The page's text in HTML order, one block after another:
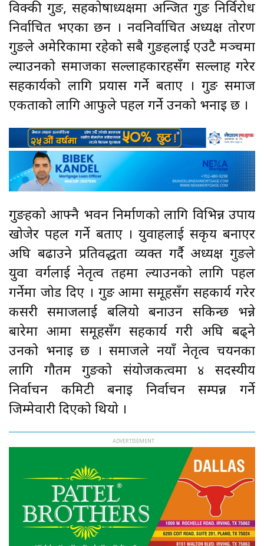
विक्की गुरुङ, सहकोषाध्यक्षमा अन्जित गुरुङ निर्विरोध
निर्वाचित भएका छन । नवनिर्वाचित अध्यक्ष तोरण
गुरुङले अमेरिकामा रहेको सबै गुरुङहरुलाई एउटै मञ्चमा
ल्याउनको समाजका सल्लाहकारहरुसँग सल्लाह गरेर
सहकार्यको लागि प्रयास गर्ने बताए । गुरुङ समाज
एकताको लागि आफुले पहल गर्ने उनको भनाइ छ ।
गुरुङहरुको आफ्नै भवन निर्माणको लागि विभिन्न उपाय
खोजेर पहल गर्ने बताए । युवाहरुलाई सकृय बनाएर
अघि बढाउने प्रतिवद्धता व्यक्त गर्दै अध्यक्ष गुरुङले
युवा वर्गलाई नेतृत्व तहमा ल्याउनको लागि पहल
गर्नेमा जोड दिए । गुरुङ आमा समूहसँग सहकार्य गरेर
कसरी समाजलाई बलियो बनाउन सकिन्छ भन्ने
बारेमा आमा समूहसँग सहकार्य गरी अघि बढ्ने
उनको भनाइ छ । समाजले नयाँ नेतृत्व चयनका
लागि गौतम गुरुङको संयोजकत्वमा ४ सदस्यीय
निर्वाचन कमिटी बनाइ निर्वाचन सम्पन्न गर्ने
जिम्मेवारी दिएको थियो ।